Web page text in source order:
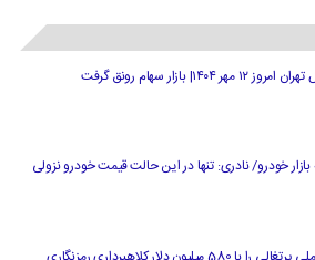
بازار سهام رونق گرفت
بازار خودرو/ نادری: تنها در این حالت قیمت خودرو نزولی